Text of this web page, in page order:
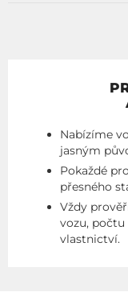
Nabízíme
jasným
Pokaždé
přesného
Vždy
vozu, počtu
vlastnictví.